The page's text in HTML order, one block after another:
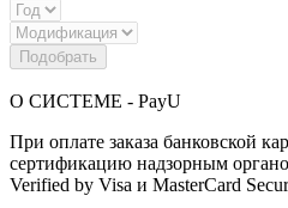
Подобрать
О СИСТЕМЕ - PayU
При оплате заказа банковской
сертификацию надзорным
Verified by Visa и MasterCard